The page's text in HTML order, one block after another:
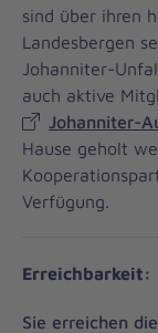
sind über ihren
Landesbergen
Johanniter-
auch aktive
Johanniter-
Hause geholt
Verfügung.
Erreichbarkeit:
Sie erreichen